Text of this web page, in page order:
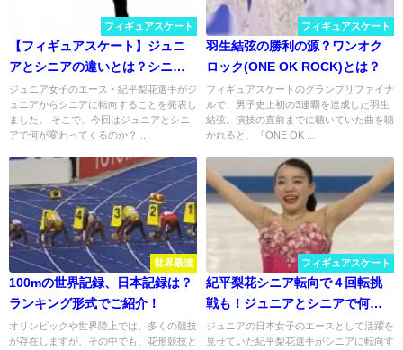
フィギュアスケート
【フィギュアスケート】ジュニ
アとシニアの違いとは？シニア
転向の条件は？
ジュニア女子のエース・紀平梨花選手がジ
ュニアからシニアに転向することを発表し
ました。 そこで、今回はジュニアとシニ
アで何が変わってくるのか？...
フィギュアスケート
羽生結弦の勝利の源？ワンオク
ロック(ONE OK ROCK)とは？
フィギュアスケートのグランプリファイナ
ルで、男子史上初の3連覇を達成した羽生
結弦。演技の直前までに聴いていた曲を聴
かれると、『ONE OK ...
世界最速
100mの世界記録、日本記録は？
ランキング形式でご紹介！
オリンピックや世界陸上では、多くの競技
が存在しますが、その中でも、花形競技と
フィギュアスケート
紀平梨花シニア転向で４回転挑
戦も！ジュニアとシニアで何が
変わる？
ジュニアの日本女子のエースとして活躍を
見せていた紀平梨花選手がシニアに転向す